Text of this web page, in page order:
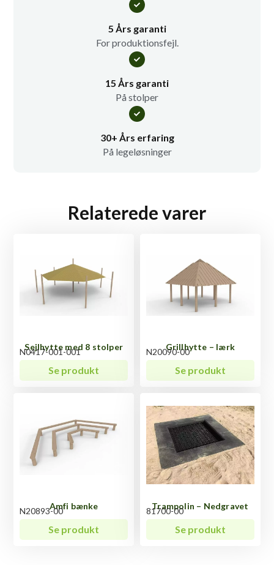
5 Års garanti
For produktionsfejl.
15 Års garanti
På stolper
30+ Års erfaring
På legeløsninger
Relaterede varer
Sejlhytte med 8 stolper
N0417-001-001
Se produkt
Grillhytte – lærk
N20090-00
Se produkt
Amfi bænke
N20893-00
Se produkt
Trampolin – Nedgravet
81700-00
Se produkt